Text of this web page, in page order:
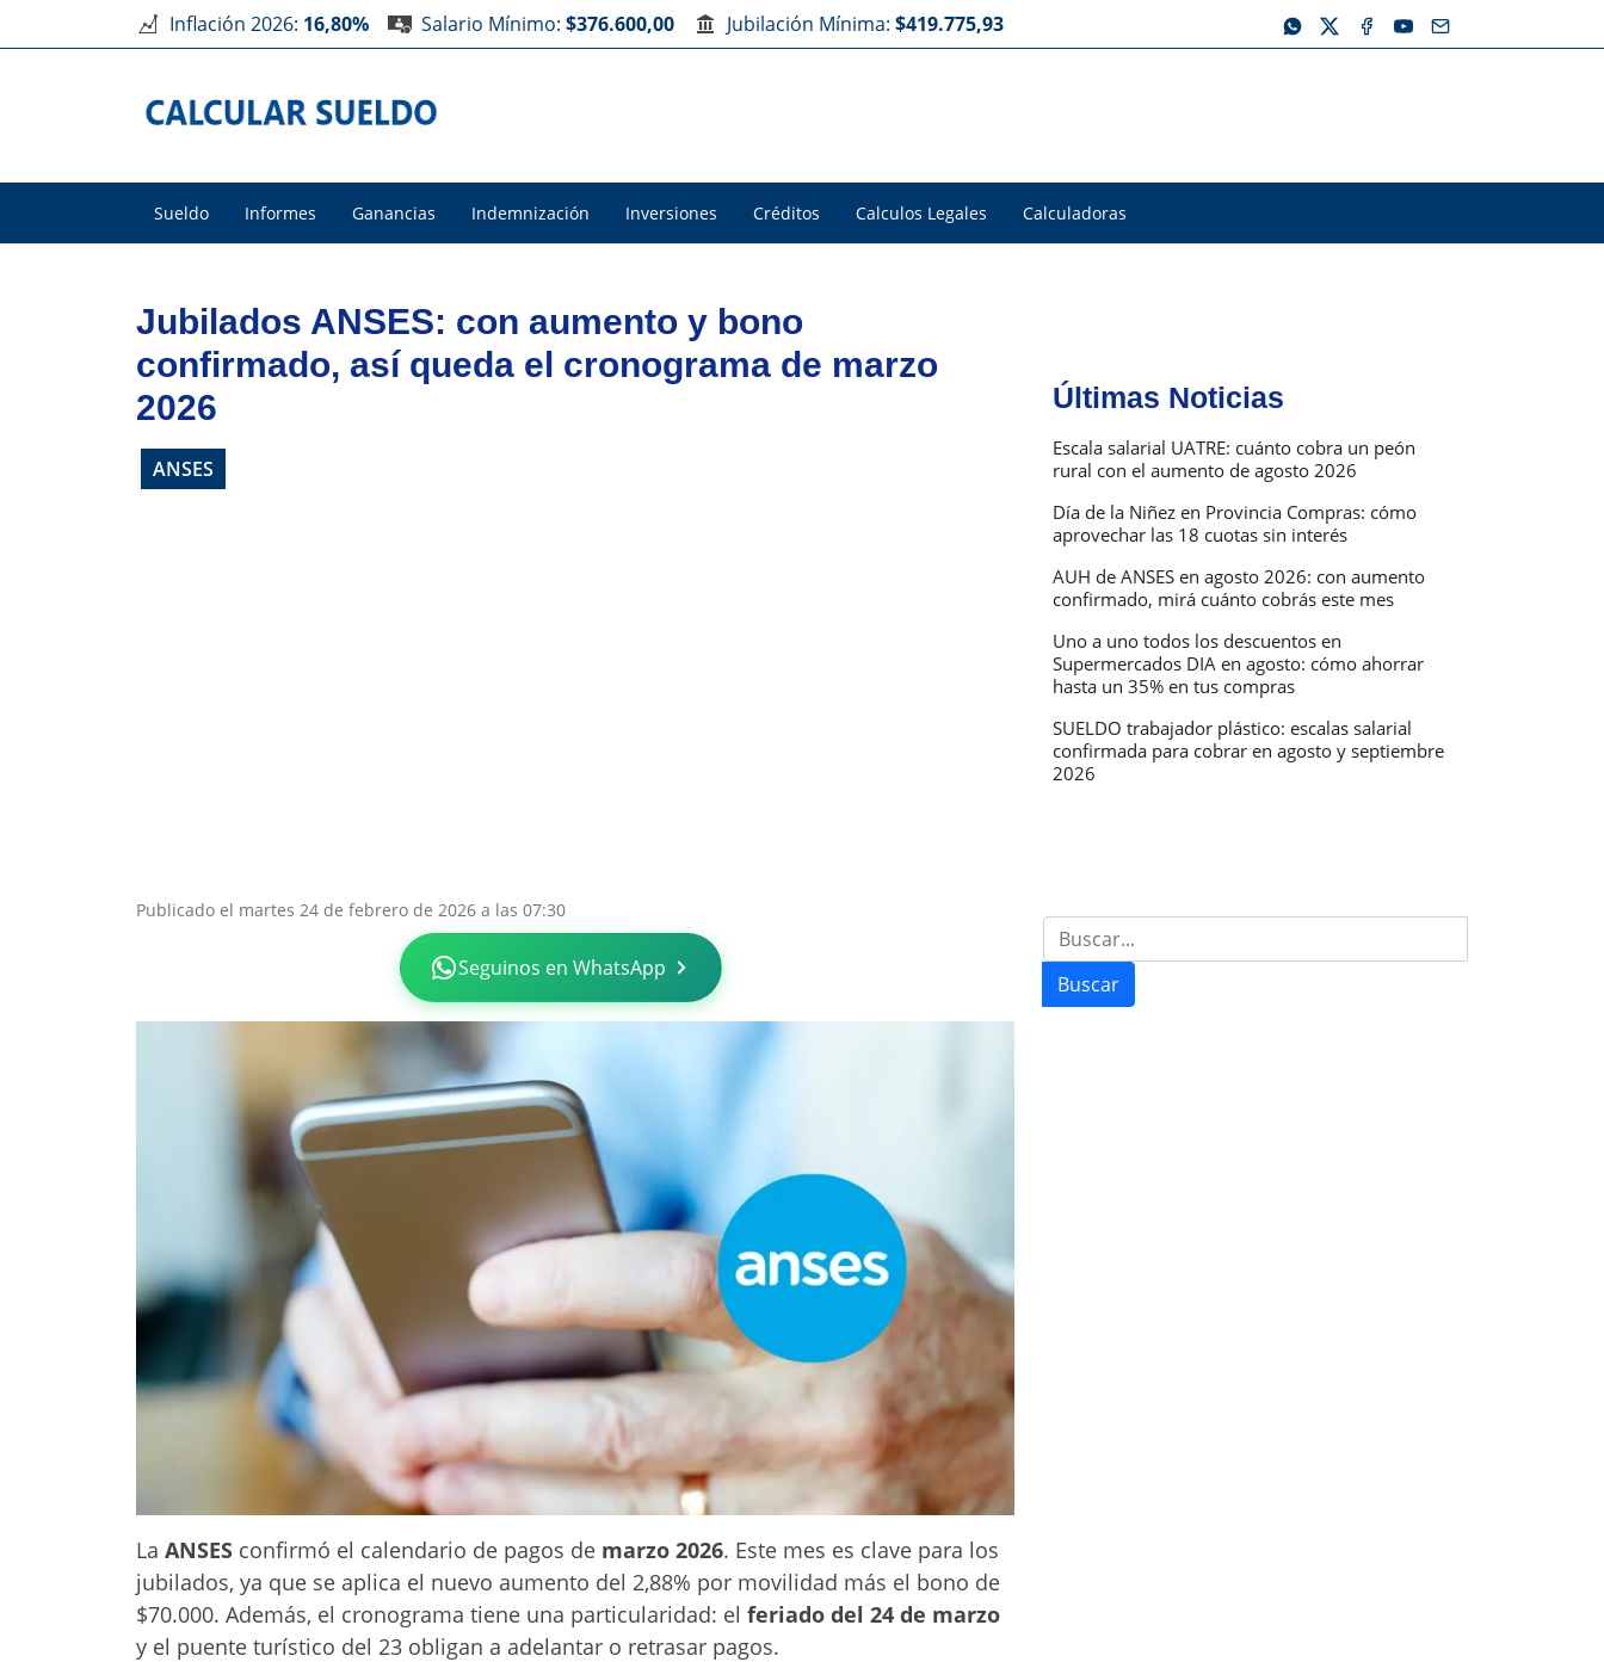
Inflación 2026: 16,80% Salario Mínimo: $376.600,00 Jubilación Mínima: $419.775,93
Sueldo Informes Ganancias Indemnización Inversiones Créditos Calculos Legales Calculadoras
Jubilados ANSES: con aumento y bono
confirmado, así queda el cronograma de marzo
2026
ANSES
Publicado el martes 24 de febrero de 2026 a las 07:30
Seguinos en WhatsApp
La ANSES confirmó el calendario de pagos de marzo 2026. Este mes es clave para los
jubilados, ya que se aplica el nuevo aumento del 2,88% por movilidad más el bono de
$70.000. Además, el cronograma tiene una particularidad: el feriado del 24 de marzo
y el puente turístico del 23 obligan a adelantar o retrasar pagos.
Últimas Noticias
Escala salarial UATRE: cuánto cobra un peón
rural con el aumento de agosto 2026
Día de la Niñez en Provincia Compras: cómo
aprovechar las 18 cuotas sin interés
AUH de ANSES en agosto 2026: con aumento
confirmado, mirá cuánto cobrás este mes
Uno a uno todos los descuentos en
Supermercados DIA en agosto: cómo ahorrar
hasta un 35% en tus compras
SUELDO trabajador plástico: escalas salarial
confirmada para cobrar en agosto y septiembre
2026
Buscar